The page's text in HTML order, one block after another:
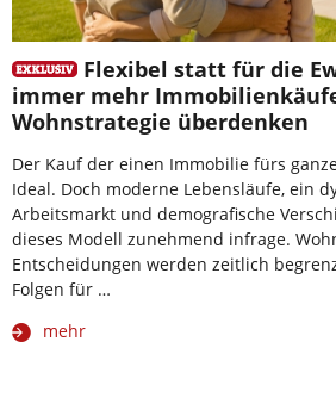
Flexibel statt für die
immer mehr
Wohnstrategie überdenken
Der Kauf der einen Immobilie fürs
Ideal. Doch moderne Lebensläufe, ein
Arbeitsmarkt und demografische
dieses Modell zunehmend infrage.
Entscheidungen werden zeitlich
Folgen für …
mehr